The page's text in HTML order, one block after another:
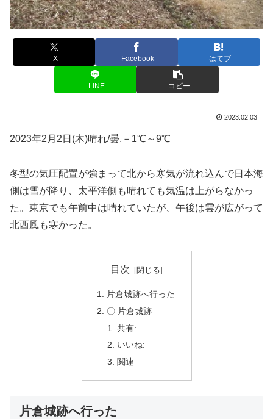
X Facebook はてブ
LINE コピー
2023.02.03
2023年2月2日(木)晴れ/曇,－1℃～9℃
冬型の気圧配置が強まって北から寒気が流れ込んで日本海
側は雪が降り、太平洋側も晴れても気温は上がらなかっ
た。東京でも午前中は晴れていたが、午後は雲が広がって
北西風も寒かった。
目次
片倉城跡へ行った
〇 片倉城跡
共有:
いいね:
関連
片倉城跡へ行った